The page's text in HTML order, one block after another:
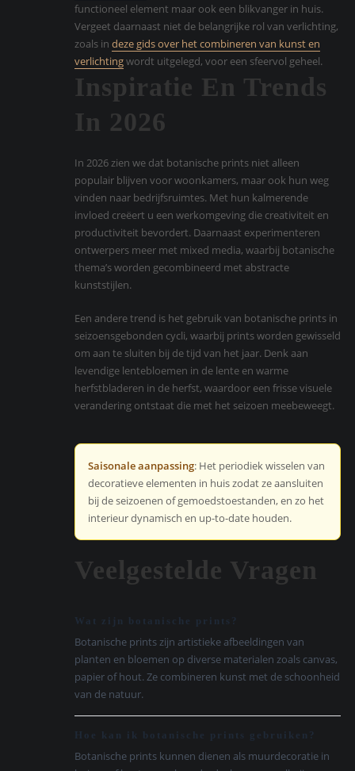
functioneel element maar ook een blikvanger in huis.
Vergeet daarnaast niet de belangrijke rol van verlichting,
zoals indeze gids over het combineren van kunst en
verlichtingwordt uitgelegd, voor een sfeervol geheel.
Inspiratie En Trends
In 2026
In 2026 zien we dat botanische prints niet alleen
populair blijven voor woonkamers, maar ook hun weg
vinden naar bedrijfsruimtes. Met hun kalmerende
invloed creëert u een werkomgeving die creativiteit en
productiviteit bevordert. Daarnaast experimenteren
ontwerpers meer met mixed media, waarbij botanische
thema’s worden gecombineerd met abstracte
kunststijlen.
Een andere trend is het gebruik van botanische prints in
seizoensgebonden cycli, waarbij prints worden gewisseld
om aan te sluiten bij de tijd van het jaar. Denk aan
levendige lentebloemen in de lente en warme
herfstbladeren in de herfst, waardoor een frisse visuele
verandering ontstaat die met het seizoen meebeweegt.
Saisonale aanpassing: Het periodiek wisselen van
decoratieve elementen in huis zodat ze aansluiten
bij de seizoenen of gemoedstoestanden, en zo het
interieur dynamisch en up-to-date houden.
Veelgestelde Vragen
Wat zijn botanische prints?
Botanische prints zijn artistieke afbeeldingen van
planten en bloemen op diverse materialen zoals canvas,
papier of hout. Ze combineren kunst met de schoonheid
van de natuur.
Hoe kan ik botanische prints gebruiken?
Botanische prints kunnen dienen als muurdecoratie in